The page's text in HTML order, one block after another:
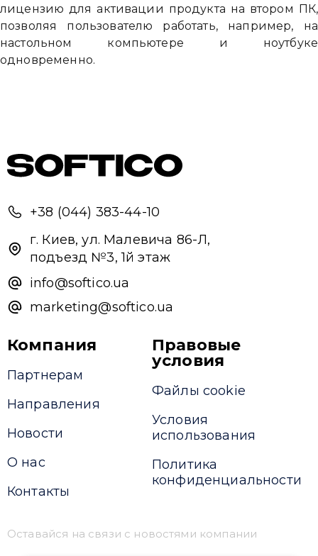
лицензию для активации продукта на втором ПК,
позволяя пользователю работать, например, на
настольном компьютере и ноутбуке
одновременно.
+38 (044) 383-44-10
г. Киев, ул. Малевича 86-Л,
подъезд №3, 1й этаж
info@softico.ua
marketing@softico.ua
Компания
Партнерам
Направления
Новости
О нас
Контакты
Правовые
условия
Файлы cookie
Условия
использования
Политика
конфиденциальности
Оставайся на связи с новостями компании
Привіт 👋, чим тобі допомогти?
Ми зазвичай відповідаємо дуже швидко
Надіслати повідомлення